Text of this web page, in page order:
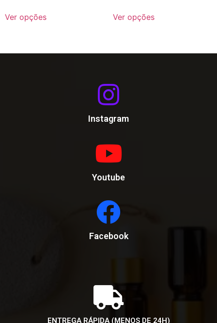
Ver opções Ver opções
Instagram
Youtube
Facebook
ENTREGA RÁPIDA (MENOS DE 24H)